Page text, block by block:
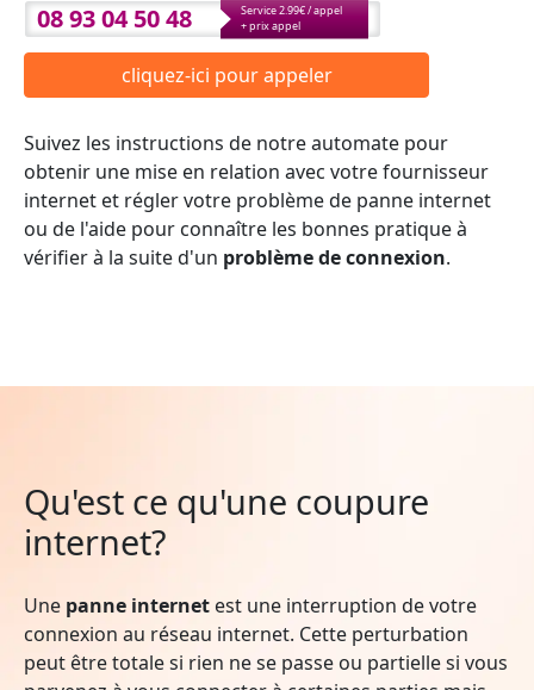
08 93 04 50 48
Service 2.99€ / appel
+ prix appel
cliquez-ici pour appeler
Suivez les instructions de notre automate pour
obtenir une mise en relation avec votre fournisseur
internet et régler votre problème de panne internet
ou de l'aide pour connaître les bonnes pratique à
vérifier à la suite d'un problème de connexion.
Qu'est ce qu'une coupure
internet?
Une panne internet est une interruption de votre
connexion au réseau internet. Cette perturbation
peut être totale si rien ne se passe ou partielle si vous